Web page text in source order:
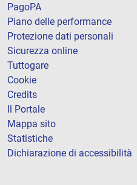
PagoPA
Piano delle performance
Protezione dati personali
Sicurezza online
Tuttogare
Cookie
Credits
Il Portale
Mappa sito
Statistiche
Dichiarazione di accessibilità